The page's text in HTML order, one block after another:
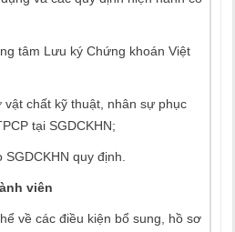
tâm Lưu ký Chứng khoán Việt
chất kỹ thuật, nhân sự phục
tại SGDCKHN;
quy định.
viên
về các điều kiện bổ sung, hồ sơ